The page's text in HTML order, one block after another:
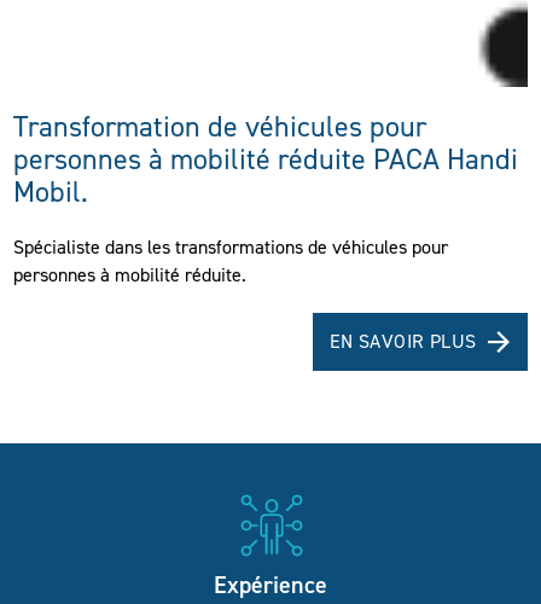
Transformation de véhicules pour
personnes à mobilité réduite PACA Handi
Mobil.
Spécialiste dans les transformations de véhicules pour
personnes à mobilité réduite.
EN SAVOIR PLUS
Expérience